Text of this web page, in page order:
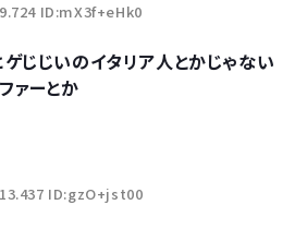
ID:mX3f+eHk0
じじいのイタリア人とかじゃない
ァーとか
ID:gzO+jst00